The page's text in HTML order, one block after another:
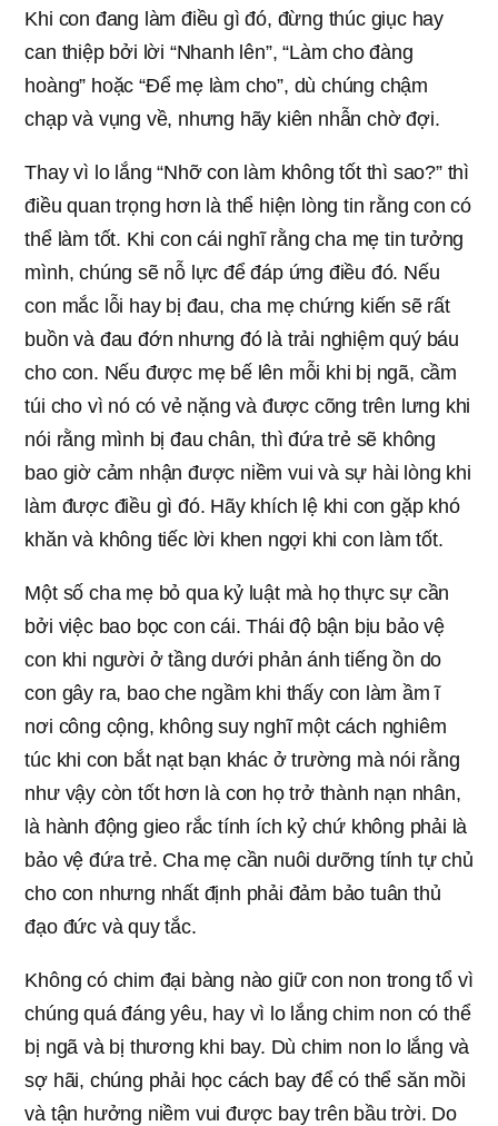
Khi con đang làm điều gì đó, đừng thúc giục hay
can thiệp bởi lời “Nhanh lên”, “Làm cho đàng
hoàng” hoặc “Để mẹ làm cho”, dù chúng chậm
chạp và vụng về, nhưng hãy kiên nhẫn chờ đợi.
Thay vì lo lắng “Nhỡ con làm không tốt thì sao?” thì
điều quan trọng hơn là thể hiện lòng tin rằng con có
thể làm tốt. Khi con cái nghĩ rằng cha mẹ tin tưởng
mình, chúng sẽ nỗ lực để đáp ứng điều đó. Nếu
con mắc lỗi hay bị đau, cha mẹ chứng kiến sẽ rất
buồn và đau đớn nhưng đó là trải nghiệm quý báu
cho con. Nếu được mẹ bế lên mỗi khi bị ngã, cầm
túi cho vì nó có vẻ nặng và được cõng trên lưng khi
nói rằng mình bị đau chân, thì đứa trẻ sẽ không
bao giờ cảm nhận được niềm vui và sự hài lòng khi
làm được điều gì đó. Hãy khích lệ khi con gặp khó
khăn và không tiếc lời khen ngợi khi con làm tốt.
Một số cha mẹ bỏ qua kỷ luật mà họ thực sự cần
bởi việc bao bọc con cái. Thái độ bận bịu bảo vệ
con khi người ở tầng dưới phản ánh tiếng ồn do
con gây ra, bao che ngầm khi thấy con làm ầm ĩ
nơi công cộng, không suy nghĩ một cách nghiêm
túc khi con bắt nạt bạn khác ở trường mà nói rằng
như vậy còn tốt hơn là con họ trở thành nạn nhân,
là hành động gieo rắc tính ích kỷ chứ không phải là
bảo vệ đứa trẻ. Cha mẹ cần nuôi dưỡng tính tự chủ
cho con nhưng nhất định phải đảm bảo tuân thủ
đạo đức và quy tắc.
Không có chim đại bàng nào giữ con non trong tổ vì
chúng quá đáng yêu, hay vì lo lắng chim non có thể
bị ngã và bị thương khi bay. Dù chim non lo lắng và
sợ hãi, chúng phải học cách bay để có thể săn mồi
và tận hưởng niềm vui được bay trên bầu trời. Do